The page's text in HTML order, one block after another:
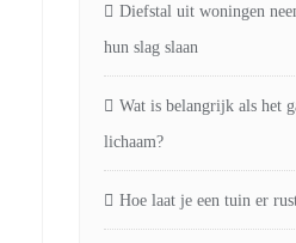
Diefstal uit woningen
hun slag slaan
Wat is belangrijk als het
lichaam?
Hoe laat je een tuin er